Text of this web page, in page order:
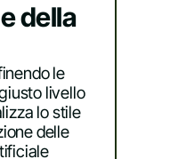
della
le
livello
lo stile
delle